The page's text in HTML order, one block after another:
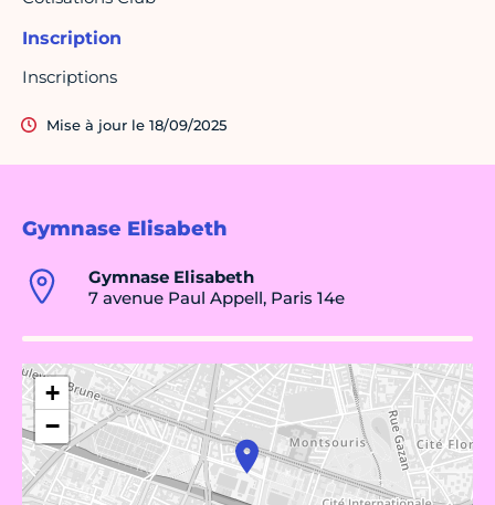
Gymnase Elisabeth
Gymnase Elisabeth
7 avenue Paul Appell, Paris 14e
+
−
Inscription
Inscriptions
Mise à jour le 18/09/2025